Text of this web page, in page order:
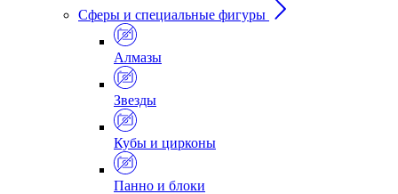
Сферы и специальные фигуры
Алмазы
Звезды
Кубы и цирконы
Панно и блоки